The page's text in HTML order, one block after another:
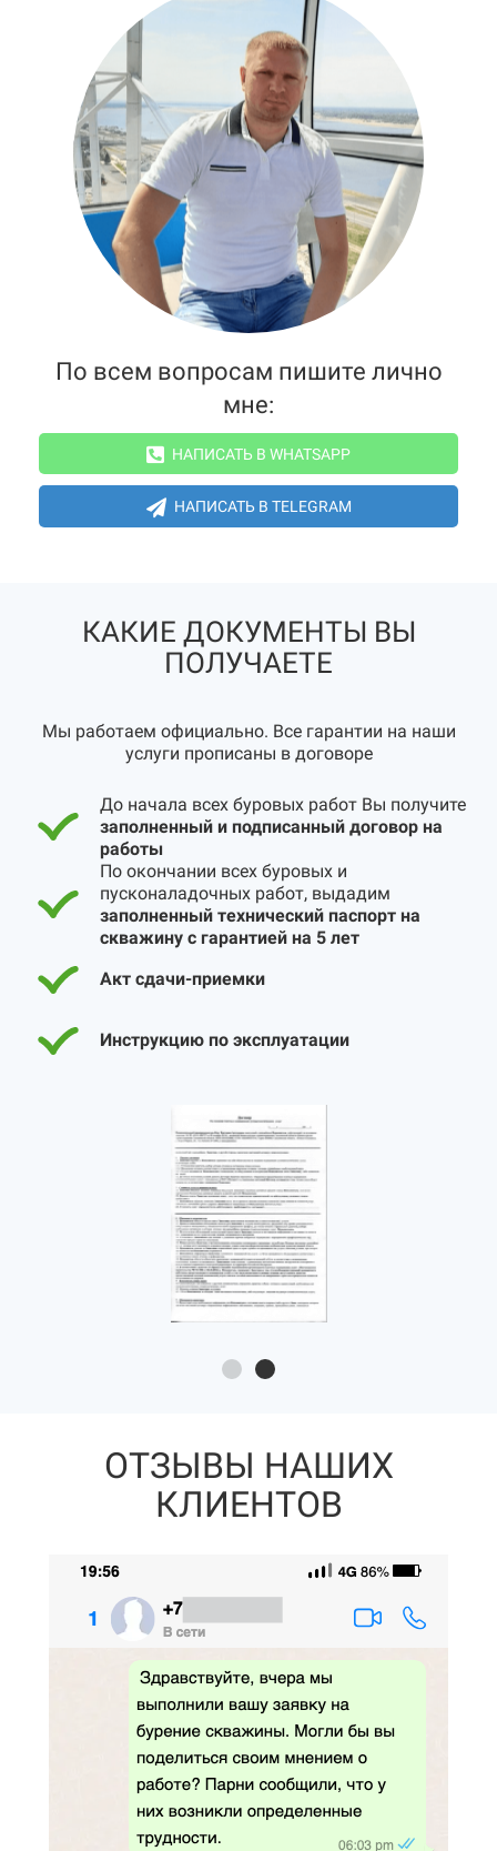
По всем вопросам пишите лично
мне:
НАПИСАТЬ В WHATSAPP
НАПИСАТЬ В TELEGRAM
КАКИЕ ДОКУМЕНТЫ ВЫ
ПОЛУЧАЕТЕ
Мы работаем официально. Все гарантии на наши
услуги прописаны в договоре
До начала всех буровых работ Вы получите
заполненный и подписанный договор на
работы
По окончании всех буровых и
пусконаладочных работ, выдадим
заполненный технический паспорт на
скважину с гарантией на 5 лет
Акт сдачи-приемки
Инструкцию по эксплуатации
ОТЗЫВЫ НАШИХ
КЛИЕНТОВ